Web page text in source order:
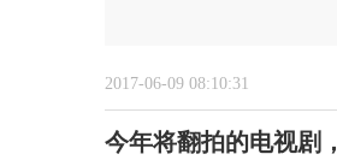
2017-06-09 08:10:31
今年将翻拍的电视剧